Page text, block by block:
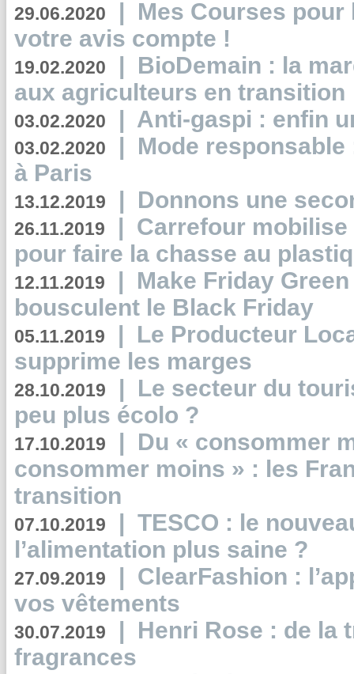
29.06.2020 | Mes Courses pour
votre avis compte !
19.02.2020 | BioDemain : la
aux agriculteurs en transition
03.02.2020 | Anti-gaspi : enfin
03.02.2020 | Mode
à Paris
13.12.2019 | Donnons une
26.11.2019 | Carrefour
pour faire la chasse au
12.11.2019 | Make Friday
bousculent le Black Friday
05.11.2019 | Le Producteur
supprime les marges
28.10.2019 | Le secteur du
peu plus écolo ?
17.10.2019 | Du « consommer
consommer moins » : les
transition
07.10.2019 | TESCO : le
l’alimentation plus saine ?
27.09.2019 | ClearFashion :
vos vêtements
30.07.2019 | Henri Rose : de la
fragrances